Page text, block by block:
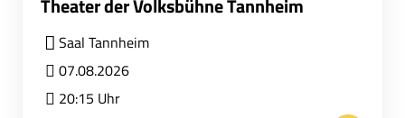
Theater der Volksbühne Tannheim
Saal Tannheim
07.08.2026
20:15 Uhr